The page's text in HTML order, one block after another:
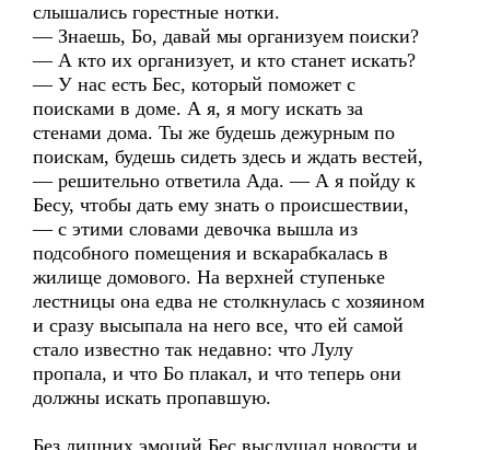
слышались горестные нотки.
— Знаешь, Бо, давай мы организуем поиски?
— А кто их организует, и кто станет искать?
— У нас есть Бес, который поможет с
поисками в доме. А я, я могу искать за
стенами дома. Ты же будешь дежурным по
поискам, будешь сидеть здесь и ждать вестей,
— решительно ответила Ада. — А я пойду к
Бесу, чтобы дать ему знать о происшествии,
— с этими словами девочка вышла из
подсобного помещения и вскарабкалась в
жилище домового. На верхней ступеньке
лестницы она едва не столкнулась с хозяином
и сразу высыпала на него все, что ей самой
стало известно так недавно: что Лулу
пропала, и что Бо плакал, и что теперь они
должны искать пропавшую.
Без лишних эмоций Бес выслушал новости и